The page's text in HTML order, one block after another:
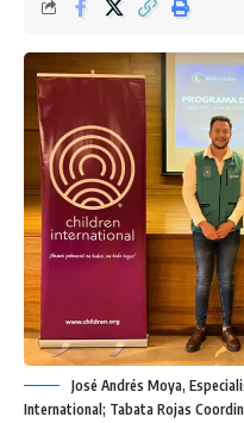
José Andrés Moya,
International; Tabata Rojas